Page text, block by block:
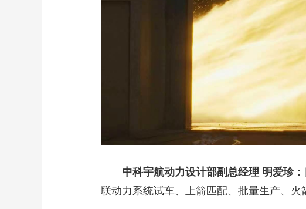
中科宇航动力设计部副总经理 明爱珍：
联动力系统试车、上箭匹配、批量生产、火